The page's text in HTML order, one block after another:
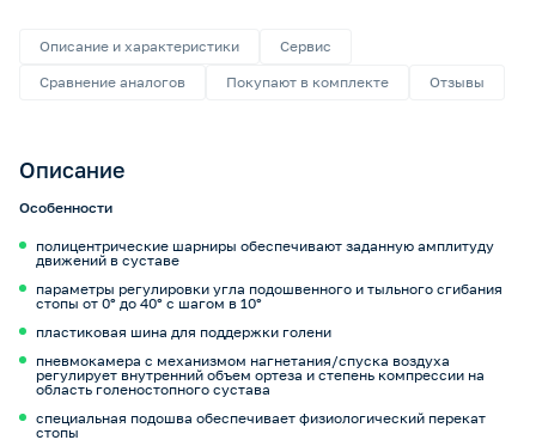
Описание и характеристики
Сервис
Сравнение аналогов
Покупают в комплекте Отзывы
Описание
Особенности
полицентрические шарниры обеспечивают заданную амплитуду
движений в суставе
параметры регулировки угла подошвенного и тыльного сгибания
стопы от 0° до 40° с шагом в 10°
пластиковая шина для поддержки голени
пневмокамера с механизмом нагнетания/спуска воздуха
регулирует внутренний объем ортеза и степень компрессии на
область голеностопного сустава
специальная подошва обеспечивает физиологический перекат
стопы